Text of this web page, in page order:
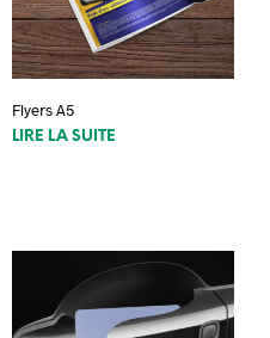
Flyers A5
LIRE LA SUITE